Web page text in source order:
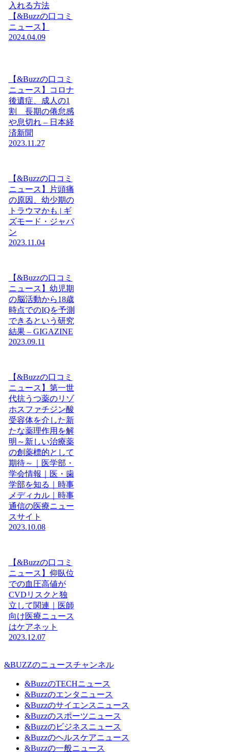
入れる方法
【&Buzzの口コミ
ニュース】
2024.04.09
【&Buzzの口コミ
ニュース】コロナ
後遺症、成人の1
割 長期の倦怠感
や息切れ – 日本経
済新聞
2023.11.27
【&Buzzの口コミ
ニュース】片頭痛
の原因、幼少期の
トラウマかも | ギ
ズモード・ジャパ
ン
2023.11.04
【&Buzzの口コミ
ニュース】幼児期
の脳活動から18歳
時点でのIQを予測
できるという研究
結果 – GIGAZINE
2023.09.11
【&Buzzの口コミ
ニュース】第一世
代抗うつ薬のリゾ
ホスファチジン酸
受容体を介した新
たな薬理作用を解
明～新しい治療薬
の創薬標的として
期待～｜医学部・
学会情報｜医・歯
学部を知る｜時事
メディカル｜時事
通信の医療ニュー
スサイト
2023.10.08
【&Buzzの口コミ
ニュース】仰臥位
での血圧高値が
CVDリスクと独
立して関連｜医師
向け医療ニュース
はケアネット
2023.12.07
&BUZZのニュースチャンネル
&BuzzのTECHニュース
&Buzzのエンタニュース
&Buzzのサイエンスニュース
&Buzzのスポーツニュース
&Buzzのビジネスニュース
&Buzzのヘルスケアニュース
&Buzzの一般ニュース